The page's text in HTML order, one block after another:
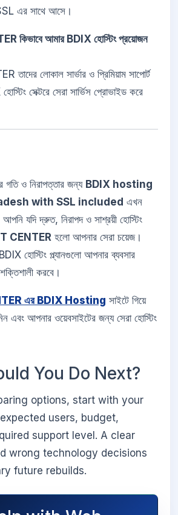
এর সাথে আসে।
কিভাবে আমার BDIX হোস্টিং প্রয়োজন
লোকাল সার্ভার ও প্রিমিয়াম সাপোর্ট
সেক্টরে সেরা সার্ভিস প্রোভাইড করে
গতি ও নিরাপত্তার জন্য BDIX hosting
with SSL included এখন
যদি দ্রুত, নিরাপদ ও সাশ্রয়ী হোস্টিং
CENTER হলো আপনার সেরা চয়েজ।
হোস্টিং প্ল্যানগুলো আপনার ব্যবসার
করবে।
এর BDIX Hosting সাইটে গিয়ে
এবং আপনার ওয়েবসাইটের জন্য সেরা হোস্টিং
You Do Next?
options, start with your
users, budget,
support level. A clear
wrong technology decisions
future rebuilds.